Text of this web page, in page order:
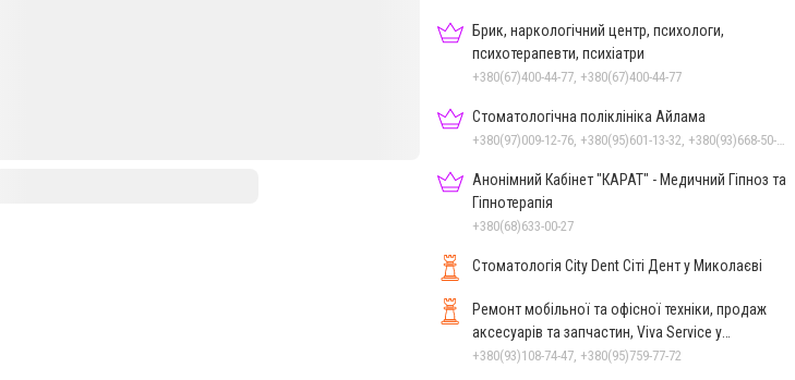
Брик, наркологічний центр, психологи,
психотерапевти, психіатри
+380(67)400-44-77, +380(67)400-44-77
Стоматологічна поліклініка Айлама
Анонімний Кабінет "КАРАТ" - Медичний Гіпноз та
Гіпнотерапія
+380(68)633-00-27
Стоматологія City Dent Сіті Дент у Миколаєві
Ремонт мобільної та офісної техніки, продаж
аксесуарів та запчастин, Viva Service у
Миколаєві
+380(93)108-74-47, +380(95)759-77-72